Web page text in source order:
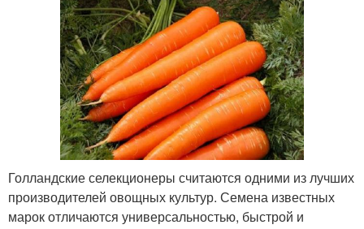
Голландские селекционеры считаются одними из лучших
производителей овощных культур. Семена известных
марок отличаются универсальностью, быстрой и